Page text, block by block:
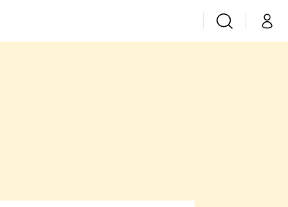
VyhledáváníMůj